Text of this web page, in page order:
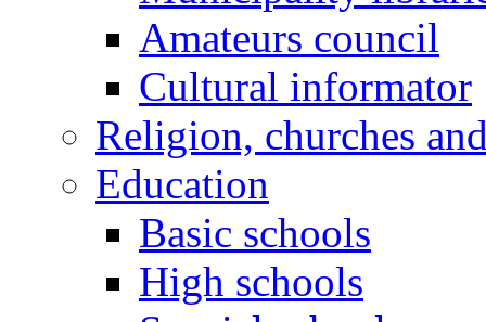
Amateurs council
Cultural informator
Religion, churches
Education
Basic schools
High schools